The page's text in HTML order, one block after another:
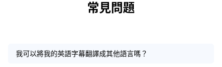
常見問題
我可以將我的英語字幕翻譯成其他語言嗎？